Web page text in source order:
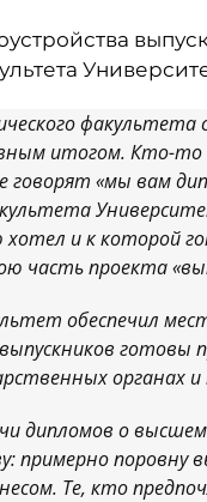
факультета
итогом. Кто-
говорят «мы вам
и к которой
часть проекта
обеспечил
готовы
органах
дипломов о высшем
примерно поровну
Те, кто